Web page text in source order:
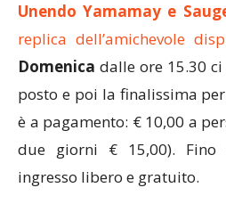
Unendo Yamamay e
replica dell’amichevole
Domenica dalle ore 15.30
posto e poi la finalissima per
è a pagamento: € 10,00 a
due giorni € 15,00).
ingresso libero e gratuito.